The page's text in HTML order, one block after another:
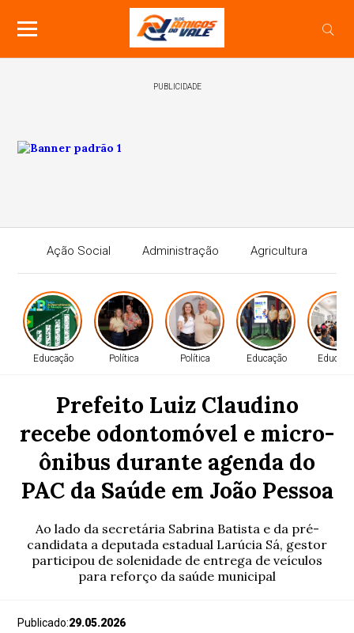
PUBLICIDADE
Ação Social Administração Agricultura
Agricultura Cidades Economia
Educação Esporte Geral
Educação Política Política Educação
Prefeito Luiz Claudino
recebe odontomóvel e micro-
ônibus durante agenda do
PAC da Saúde em João Pessoa
Ao lado da secretária Sabrina Batista e da pré-
candidata a deputada estadual Larúcia Sá, gestor
participou de solenidade de entrega de veículos
para reforço da saúde municipal
Publicado:29.05.2026